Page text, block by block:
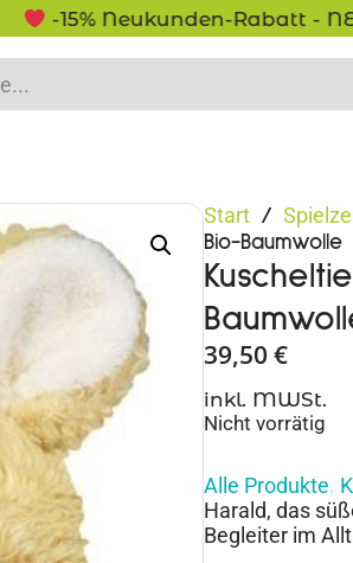
-15% Neukunden-Rabatt -
Start /
Bio-
39,50 €
inkl. MWSt.
Nicht vorrätig
Alle Produkte,
Harald, das
Begleiter im